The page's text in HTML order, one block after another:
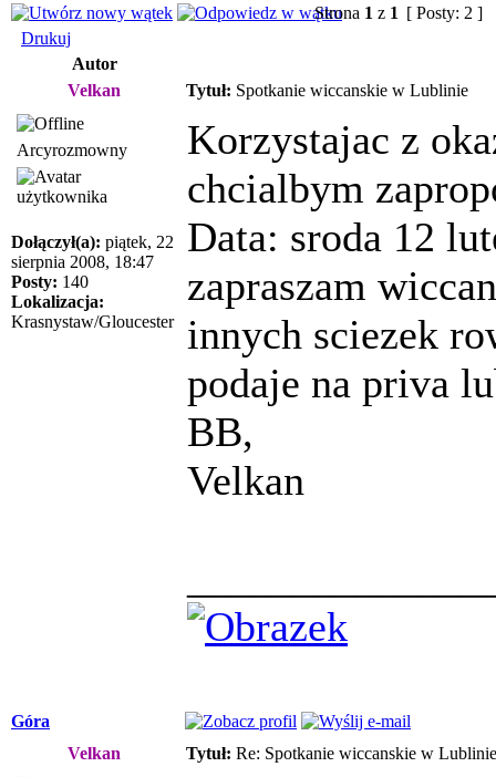
Strona 1 z 1 [ Posty: 2 ]
Drukuj
Autor
Velkan
Tytuł: Spotkanie wiccanskie w Lublinie
Arcyrozmowny
Dołączył(a): piątek, 22
sierpnia 2008, 18:47
Posty: 140
Lokalizacja:
Krasnystaw/Gloucester
Korzystajac z
chcialbym
Data: sroda 12
zapraszam
innych sciezek
podaje na priva
BB,
Velkan
Góra
Velkan
Tytuł: Re: Spotkanie wiccanskie w Lublinie